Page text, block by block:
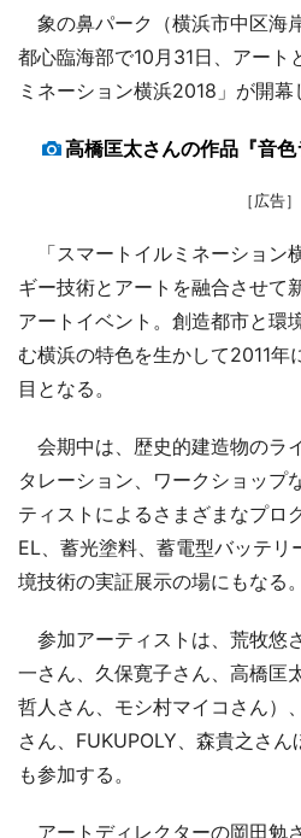
象の鼻パーク（横浜市中区海
都心臨海部で10月31日、アート
ミネーション横浜2018」が開幕
高橋匡太さんの作品『音色
［広告］
「スマートイルミネーション
ギー技術とアートを融合させて
アートイベント。創造都市と環
む横浜の特色を生かして2011年
目となる。
会期中は、歴史的建造物のラ
タレーション、ワークショップ
ティストによるさまざまなプロ
EL、蓄光塗料、蓄電型バッテリ
境技術の実証展示の場にもなる。
参加アーティストは、荒牧悠
一さん、久保寛子さん、高橋匡
哲人さん、モシ村マイコさん）
さん、FUKUPOLY、森貴之さ
も参加する。
アートディレクターの岡田勉